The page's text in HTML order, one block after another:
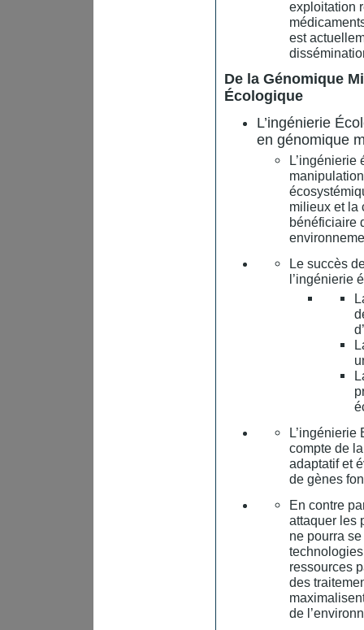
exploitation
est
De la Génomique
Écologique
L’ingénierie
en génomique
L’ingénierie
milieux et la
bénéficiaire
Le succès
l’ingénierie
L’ingénierie
compte de
adaptatif et
de gènes
En contre
attaquer les
ne pourra
ressources
des
de